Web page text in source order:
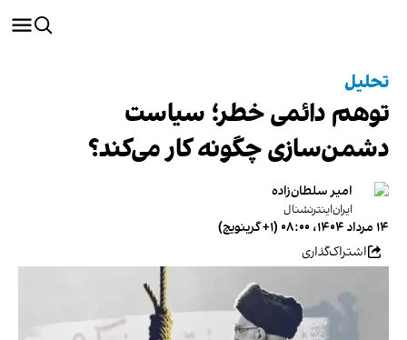
تحلیل
توهم دائمی خطر؛ سیاست
دشمن‌سازی چگونه کار می‌کند؟
امیر سلطان‌زاده
ایران‌اینترنشنال
۱۴ مرداد ۱۴۰۴، ۰۸:۰۰ (‎+۱ گرینویچ)
اشتراک‌گذاری